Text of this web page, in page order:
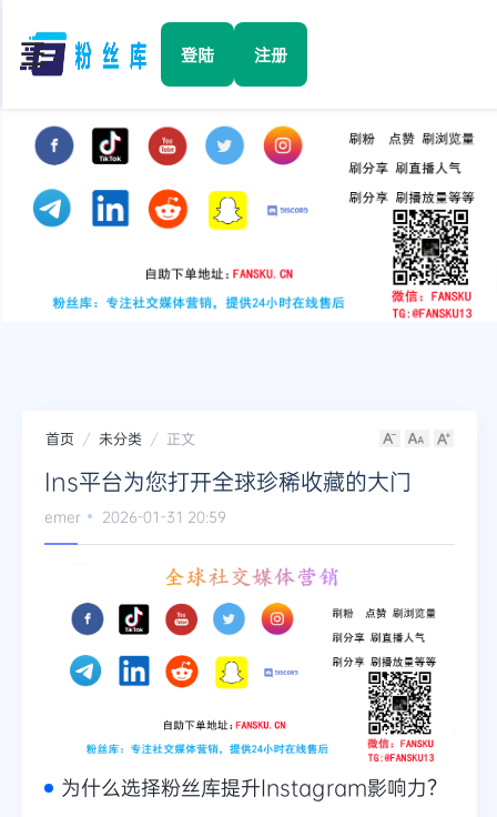
☰ 登陆 注册
Facebook
TikTok
YouTube
Twitter
Telegram
更多
首页 未分类 正文
Ins平台为您打开全球珍稀收藏的大门
emer 2026-01-31 20:59
为什么选择粉丝库提升Instagram影响力？